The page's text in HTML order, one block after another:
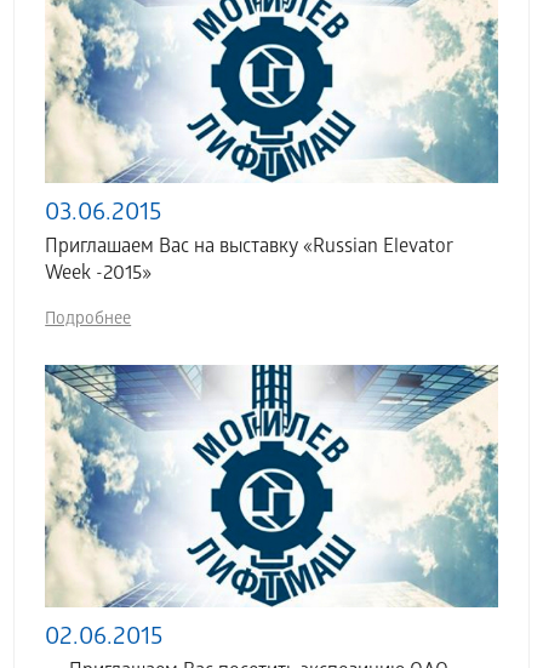
03.06.2015
Приглашаем Вас на выставку «Russian Elevator
Week -2015»
Подробнее
02.06.2015